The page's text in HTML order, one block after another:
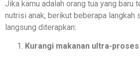
Jika kamu adalah orang tua yang baru
nutrisi anak, berikut beberapa langkah
langsung diterapkan:
Kurangi makanan ultra-